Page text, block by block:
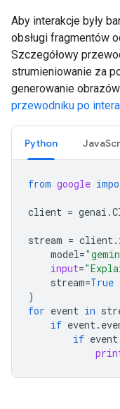
Aby interakcje były
obsługi fragmentów
Szczegółowy
strumieniowanie za
generowanie
przewodniku po
Python
from google
client = genai .
stream = client.
model=
input=
stream=True
)
for event in
if event.
if event